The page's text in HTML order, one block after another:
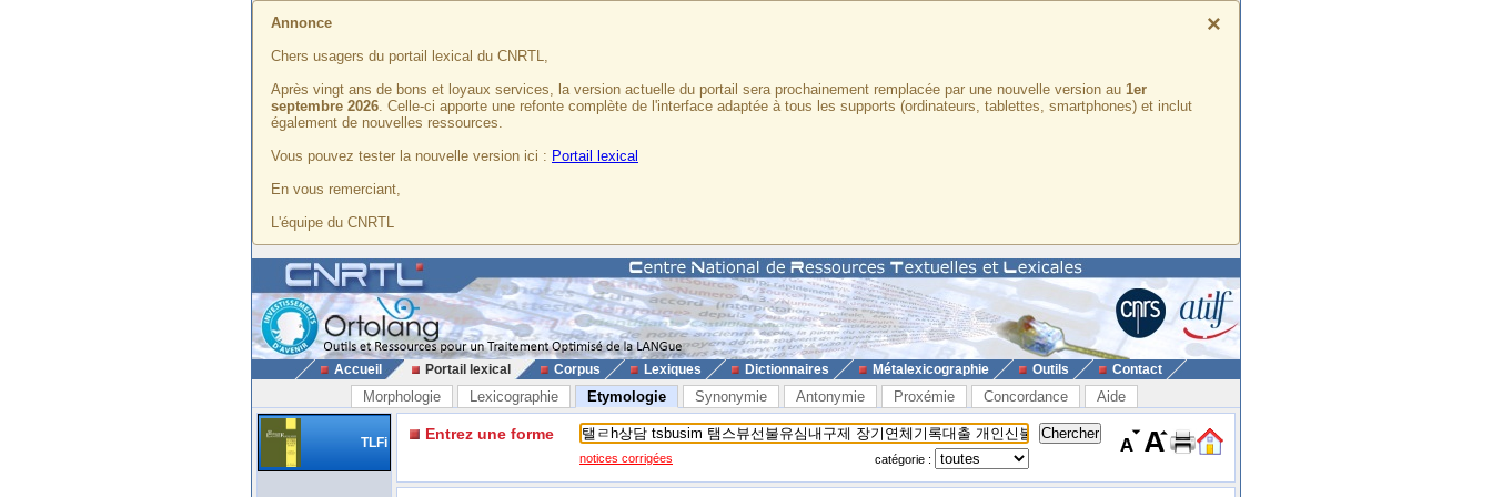
×
Annonce
Chers usagers du portail lexical du CNRTL,
Après vingt ans de bons et loyaux services, la version actuelle du portail sera prochainement remplacée par une nouvelle version au 1er
septembre 2026. Celle-ci apporte une refonte complète de l'interface adaptée à tous les supports (ordinateurs, tablettes, smartphones) et inclut
également de nouvelles ressources.
Vous pouvez tester la nouvelle version ici : Portail lexical
En vous remerciant,
L'équipe du CNRTL
Accueil Portail lexical Corpus Lexiques Dictionnaires Métalexicographie Outils Contact
Morphologie Lexicographie Etymologie Synonymie Antonymie Proxémie Concordance Aide
TLFi Entrez une forme
notices corrigées catégorie :